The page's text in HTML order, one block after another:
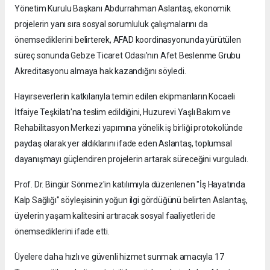
Yönetim Kurulu Başkanı Abdurrahman Aslantaş, ekonomik
projelerin yanı sıra sosyal sorumluluk çalışmalarını da
önemsediklerini belirterek, AFAD koordinasyonunda yürütülen
süreç sonunda Gebze Ticaret Odası'nın Afet Beslenme Grubu
Akreditasyonu almaya hak kazandığını söyledi.
Hayırseverlerin katkılarıyla temin edilen ekipmanların Kocaeli
İtfaiye Teşkilatı'na teslim edildiğini, Huzurevi Yaşlı Bakım ve
Rehabilitasyon Merkezi yapımına yönelik iş birliği protokolünde
paydaş olarak yer aldıklarını ifade eden Aslantaş, toplumsal
dayanışmayı güçlendiren projelerin artarak süreceğini vurguladı.
Prof. Dr. Bingür Sönmez'in katılımıyla düzenlenen "İş Hayatında
Kalp Sağlığı" söyleşisinin yoğun ilgi gördüğünü belirten Aslantaş,
üyelerin yaşam kalitesini artıracak sosyal faaliyetleri de
önemsediklerini ifade etti.
Üyelere daha hızlı ve güvenli hizmet sunmak amacıyla 17